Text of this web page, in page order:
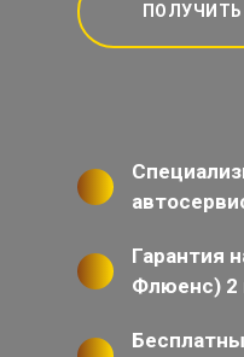
Гарантия
Флюенс) 2